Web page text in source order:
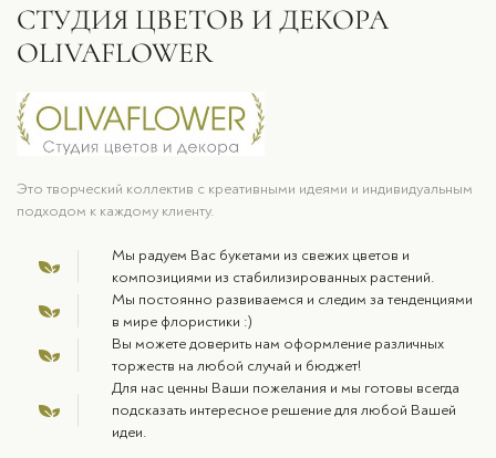
СТУДИЯ ЦВЕТОВ И ДЕКОРА
OLIVAFLOWER
Это творческий коллектив с креативными идеями и индивидуальным
подходом к каждому клиенту.
Мы радуем Вас букетами из свежих цветов и
композициями из стабилизированных растений.
Мы постоянно развиваемся и следим за тенденциями
в мире флористики :)
Вы можете доверить нам оформление различных
торжеств на любой случай и бюджет!
Для нас ценны Ваши пожелания и мы готовы всегда
подсказать интересное решение для любой Вашей
идеи.